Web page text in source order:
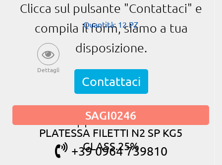
Quantità: 12 PZ
Dettagli
SAGI0246
PLATESSA FILETTI N2 SP KG5
GLASS.25%
Clicca sul pulsante "Contattaci" e
compila il form, siamo a tua
disposizione.
Contattaci
oppure chiama
+39 0964 739810